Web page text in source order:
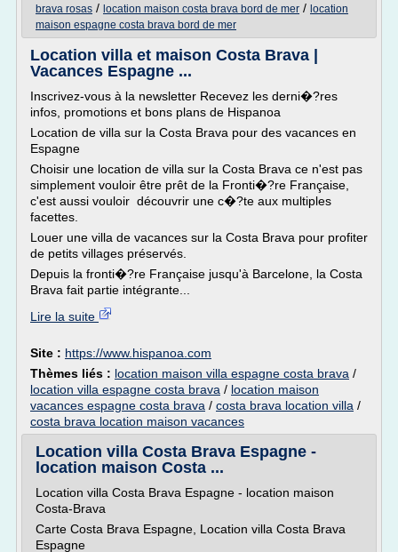
brava rosas / location maison costa brava bord de mer / location
maison espagne costa brava bord de mer
Location villa et maison Costa Brava |
Vacances Espagne ...
Inscrivez-vous à la newsletter Recevez les derni�?res
infos, promotions et bons plans de Hispanoa
Location de villa sur la Costa Brava pour des vacances en
Espagne
Choisir une location de villa sur la Costa Brava ce n'est pas
simplement vouloir être prêt de la Fronti�?re Française,
c'est aussi vouloir découvrir une c�?te aux multiples
facettes.
Louer une villa de vacances sur la Costa Brava pour profiter
de petits villages préservés.
Depuis la fronti�?re Française jusqu'à Barcelone, la Costa
Brava fait partie intégrante...
Lire la suite
Site : https://www.hispanoa.com
Thèmes liés : location maison villa espagne costa brava /
location villa espagne costa brava / location maison
vacances espagne costa brava / costa brava location villa /
costa brava location maison vacances
Location villa Costa Brava Espagne -
location maison Costa ...
Location villa Costa Brava Espagne - location maison
Costa-Brava
Carte Costa Brava Espagne, Location villa Costa Brava
Espagne